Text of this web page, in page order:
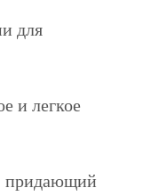
для
и легкое
придающий